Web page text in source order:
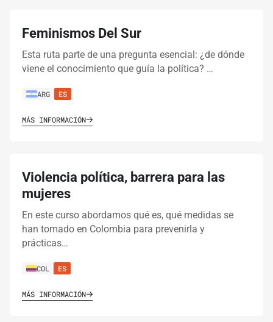
Feminismos Del Sur
Esta ruta parte de una pregunta esencial: ¿de dónde
viene el conocimiento que guía la política? …
ARG ES
MÁS INFORMACIÓN
Violencia política, barrera para las
mujeres
En este curso abordamos qué es, qué medidas se
han tomado en Colombia para prevenirla y
prácticas…
COL ES
MÁS INFORMACIÓN